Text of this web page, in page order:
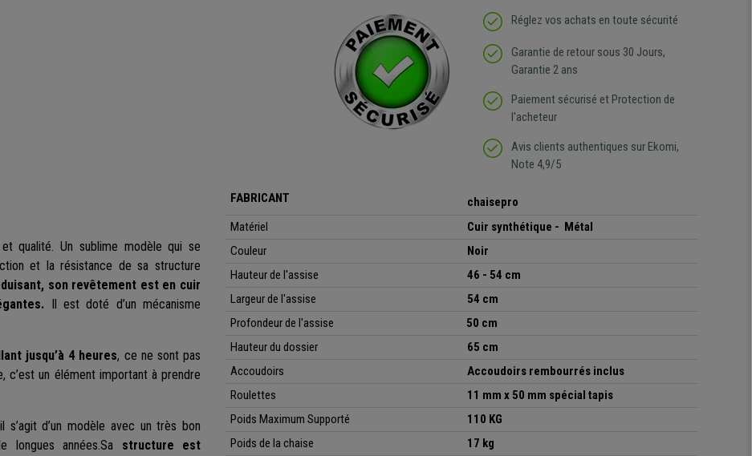
Réglez vos achats en toute sécurité
Garantie de retour sous 30 Jours,
Garantie 2 ans
Paiement sécurisé et Protection de
l'acheteur
Avis clients authentiques sur Ekomi,
Note 4,9/5
qualité. Un sublime modèle qui se
et la résistance de sa structure
son revêtement est en cuir
Il est doté d’un mécanisme
jusqu’à 4 heures, ce ne sont pas
c’est un élément important à prendre
s’agit d’un modèle avec un très bon
longues années.Sa structure est
FABRICANT
chaisepro
Matériel
Cuir synthétique - Métal
Couleur
Noir
Hauteur de l'assise
46 - 54 cm
Largeur de l'assise
54 cm
Profondeur de l'assise
50 cm
Hauteur du dossier
65 cm
Accoudoirs
Accoudoirs rembourrés inclus
Roulettes
11 mm x 50 mm spécial tapis
Poids Maximum Supporté
110 KG
Poids de la chaise
1 7 kg